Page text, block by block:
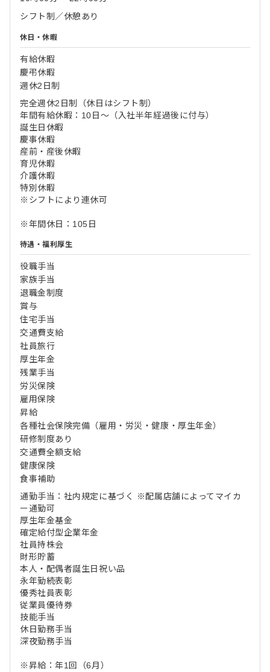
シフト制／休憩あり
休日・休暇
有給休暇
慶弔休暇
週休2日制
完全週休2日制（休日はシフト制）
年間有給休暇：10日～（入社半年経過後に付与）
誕生日休暇
慶事休暇
産前・産後休暇
育児休暇
介護休暇
特別休暇
※シフトにより連休可
※年間休日：105日
待遇・福利厚生
役職手当
家族手当
退職金制度
賞与
住宅手当
交通費支給
社員旅行
厚生年金
残業手当
労災保険
雇用保険
昇給
各種社会保険完備（雇用・労災・健康・厚生年金）
研修制度あり
交通費全額支給
健康保険
食事補助
通勤手当：社内規定に基づく ※配属店舗によってマイカ
ー通勤可
厚生年金基金
確定給付型企業年金
社員持株会
財形貯蓄
本人・配偶者誕生日祝い品
永年勤続表彰
優秀社員表彰
従業員優待券
技能手当
休日勤務手当
深夜勤務手当
※昇給：年1回（6月）